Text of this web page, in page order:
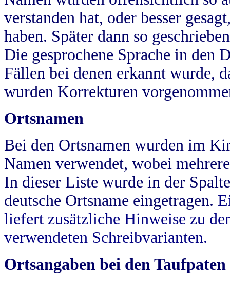
verstanden hat, oder besser
haben. Später dann so
Die gesprochene Sprache in
Fällen bei denen erkannt wurde,
wurden Korrekturen
Ortsnamen
Bei den Ortsnamen wurden im
Namen verwendet, wobei
In dieser Liste wurde in der
deutsche Ortsname eingetragen.
liefert zusätzliche Hinweise zu
verwendeten Schreibvarianten.
Ortsangaben bei den Taufpaten